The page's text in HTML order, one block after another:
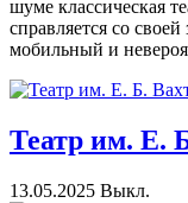
шуме классическая
справляется со
мобильный и
Театр им. Е.
13.05.2025 Выкл.